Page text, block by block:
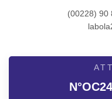
(00228) 90